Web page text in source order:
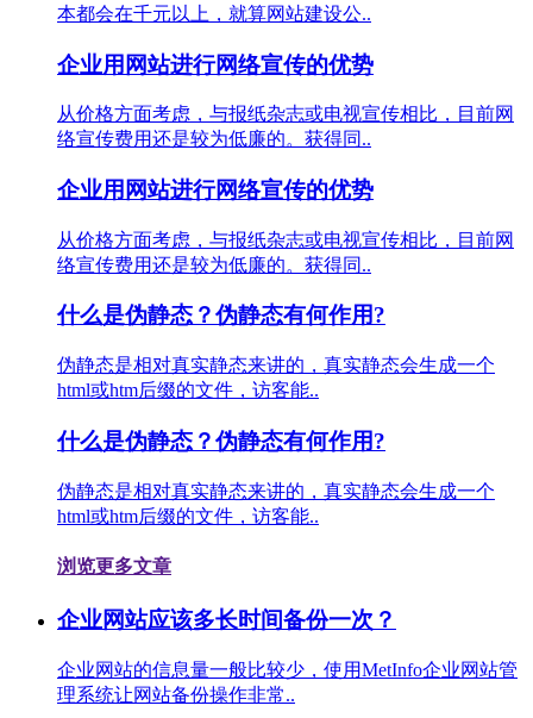
本都会在千元以上，就算网站建设公..
企业用网站进行网络宣传的优势
从价格方面考虑，与报纸杂志或电视宣传相比，目前网
络宣传费用还是较为低廉的。获得同..
企业用网站进行网络宣传的优势
从价格方面考虑，与报纸杂志或电视宣传相比，目前网
络宣传费用还是较为低廉的。获得同..
什么是伪静态？伪静态有何作用?
伪静态是相对真实静态来讲的，真实静态会生成一个
html或htm后缀的文件，访客能..
什么是伪静态？伪静态有何作用?
伪静态是相对真实静态来讲的，真实静态会生成一个
html或htm后缀的文件，访客能..
浏览更多文章
企业网站应该多长时间备份一次？
企业网站的信息量一般比较少，使用MetInfo企业网站管
理系统让网站备份操作非常..